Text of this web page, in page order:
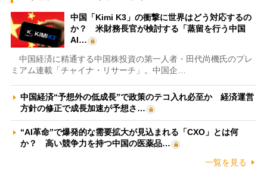
中国「Kimi K3」の衝撃に世界はどう対応するの
か？ 米財務長官が検討する「蒸留を行う中国
AI…
中国経済に精通する中国株投資の第一人者・田代尚機氏のプレ
ミアム連載「チャイナ・リサーチ」。中国企…
中国経済“予想外の低成長”で政策のテコ入れ必至か 経済運営
方針の修正で成長加速が予想さ…
“AI革命”で爆発的な需要拡大が見込まれる「CXO」とは何
か？ 高い競争力を持つ中国の医薬品…
一覧を見る